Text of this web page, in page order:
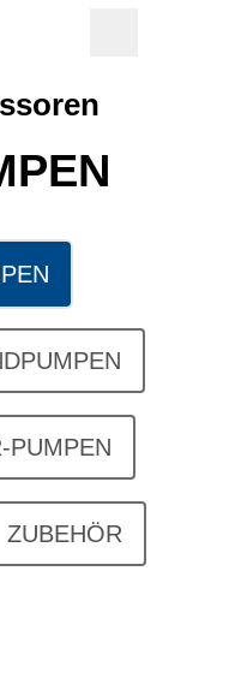
PUMPEN
ZUBEHÖR